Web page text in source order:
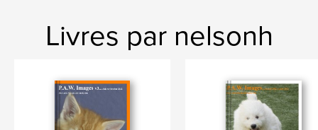
Livres par nelsonh